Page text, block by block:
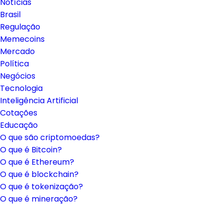
Brasil
Regulação
Memecoins
Mercado
Política
Negócios
Tecnologia
Inteligência Artificial
Cotações
Educação
O que são criptomoedas?
O que é Bitcoin?
O que é Ethereum?
O que é blockchain?
O que é tokenização?
O que é mineração?